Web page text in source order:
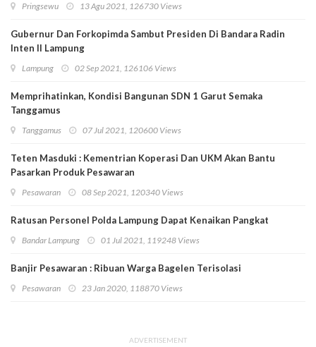
Pringsewu 13 Agu 2021, 126730 Views
Gubernur Dan Forkopimda Sambut Presiden Di Bandara Radin
Inten II Lampung
Lampung 02 Sep 2021, 126106 Views
Memprihatinkan, Kondisi Bangunan SDN 1 Garut Semaka
Tanggamus
Tanggamus 07 Jul 2021, 120600 Views
Teten Masduki : Kementrian Koperasi Dan UKM Akan Bantu
Pasarkan Produk Pesawaran
Pesawaran 08 Sep 2021, 120340 Views
Ratusan Personel Polda Lampung Dapat Kenaikan Pangkat
Bandar Lampung 01 Jul 2021, 119248 Views
Banjir Pesawaran : Ribuan Warga Bagelen Terisolasi
Pesawaran 23 Jan 2020, 118870 Views
ADVERTISEMENT